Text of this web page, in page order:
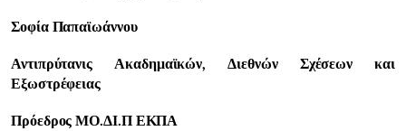
Σοφία Παπαϊωάννου
Αντιπρύτανις Ακαδημαϊκών, Διεθνών Σχέσεων και
Εξωστρέφειας
Πρόεδρος ΜΟ.ΔΙ.Π ΕΚΠΑ